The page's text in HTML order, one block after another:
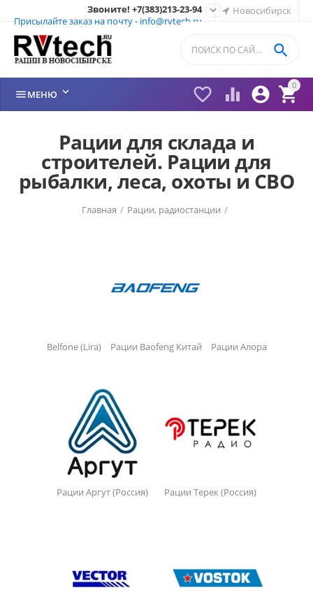
Новосибирск
Звоните! +7(383)213-23-94
Присылайте заказ на почту - info@rvtech.ru

0


 

МЕНЮ 
Рации для склада и
строителей. Рации для
рыбалки, леса, охоты и СВО
Главная / Рации, радиостанции /
Belfone (Lira) Рации Baofeng Китай Рации Алора
Рации Аргут (Россия) Рации Терек (Россия)